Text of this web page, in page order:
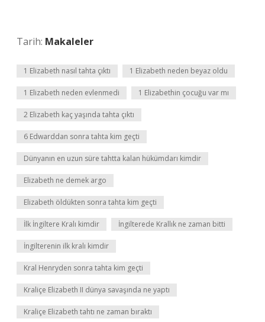
Tarih: Makaleler
1 Elizabeth nasıl tahta çıktı 1 Elizabeth neden beyaz oldu
1 Elizabeth neden evlenmedi 1 Elizabethin çocuğu var mı
2 Elizabeth kaç yaşında tahta çıktı
6 Edwarddan sonra tahta kim geçti
Dünyanın en uzun süre tahtta kalan hükümdarı kimdir
Elizabeth ne demek argo
Elizabeth öldükten sonra tahta kim geçti
İlk İngiltere Kralı kimdir İngilterede Krallık ne zaman bitti
İngilterenin ilk kralı kimdir
Kral Henryden sonra tahta kim geçti
Kraliçe Elizabeth II dünya savaşında ne yaptı
Kraliçe Elizabeth tahtı ne zaman bıraktı